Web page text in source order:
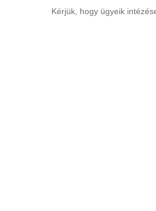
Kérjük, hogy ügyeik